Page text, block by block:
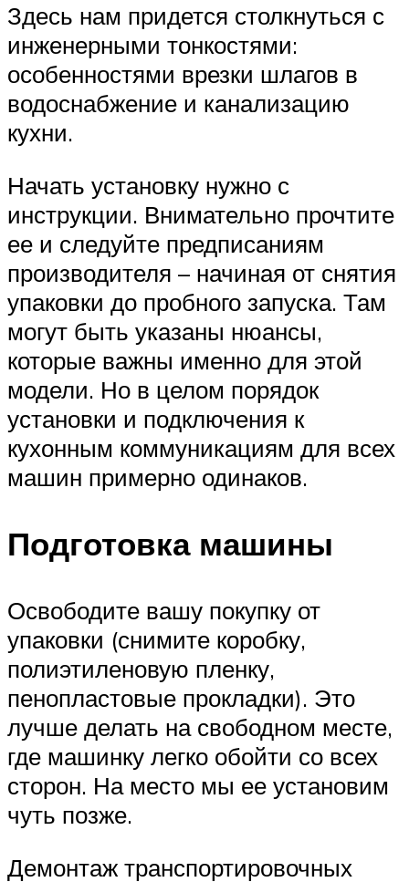
Здесь нам придется столкнуться с
инженерными тонкостями:
особенностями врезки шлагов в
водоснабжение и канализацию
кухни.
Начать установку нужно с
инструкции. Внимательно прочтите
ее и следуйте предписаниям
производителя – начиная от снятия
упаковки до пробного запуска. Там
могут быть указаны нюансы,
которые важны именно для этой
модели. Но в целом порядок
установки и подключения к
кухонным коммуникациям для всех
машин примерно одинаков.
Подготовка машины
Освободите вашу покупку от
упаковки (снимите коробку,
полиэтиленовую пленку,
пенопластовые прокладки). Это
лучше делать на свободном месте,
где машинку легко обойти со всех
сторон. На место мы ее установим
чуть позже.
Демонтаж транспортировочных